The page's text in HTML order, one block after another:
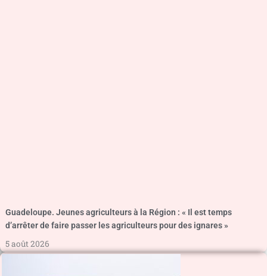
Guadeloupe. Jeunes agriculteurs à la Région : « Il est temps
d’arrêter de faire passer les agriculteurs pour des ignares »
5 août 2026